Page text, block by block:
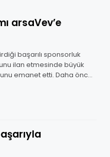
arsaVev’e
başarılı sponsorluk
ilan etmesinde büyük
emanet etti. Daha önce